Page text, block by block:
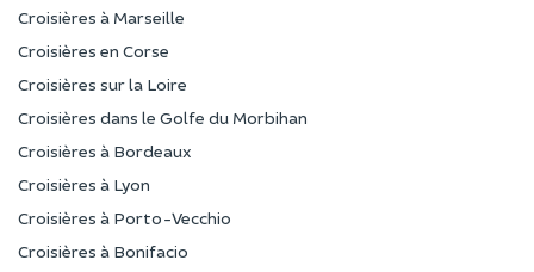
Croisières à Marseille
Croisières en Corse
Croisières sur la Loire
Croisières dans le Golfe du Morbihan
Croisières à Bordeaux
Croisières à Lyon
Croisières à Porto-Vecchio
Croisières à Bonifacio